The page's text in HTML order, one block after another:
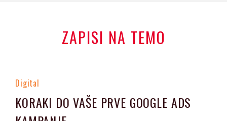
ZAPISI NA TEMO
Digital
KORAKI DO VAŠE PRVE GOOGLE ADS